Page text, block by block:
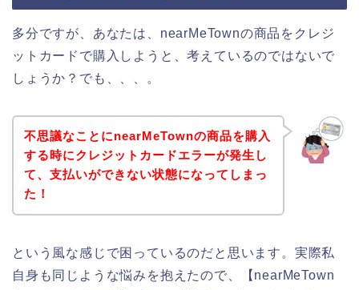
多分ですが、あなたは、nearMeTownの商品をクレジ
ットカードで購入しようと、考えているのではないで
しょうか？でも、、、。
不思議なことにnearMeTownの商品を購入
する時にクレジットカードエラーが発生し
て、支払いができない状態になってしまっ
た！
という風な感じで困っているのだと思います。実際私
自身も同じような悩みを抱えたので、【nearMeTown